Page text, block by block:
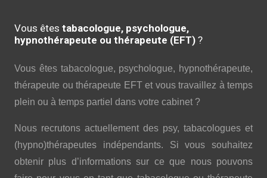
Vous êtes tabacologue, psychologue,
hypnothérapeute ou thérapeute (EFT) ?
Vous êtes tabacologue, psychologue, hypnothérapeute,
thérapeute ou thérapeute EFT et vous travaillez à temps
plein ou à temps partiel dans votre cabinet ?
Nous recrutons actuellement des psy, tabacologues et
(hypno)thérapeutes indépendants. Si vous souhaitez
obtenir plus d’informations sur ce que nous pouvons